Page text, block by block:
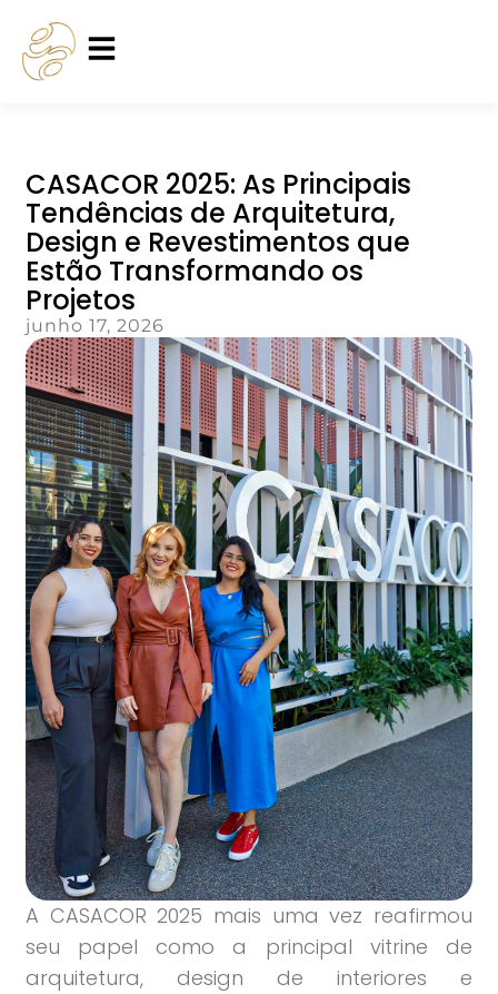
CASACOR 2025: As Principais
Tendências de Arquitetura,
Design e Revestimentos que
Estão Transformando os
Projetos
junho 17, 2026
A CASACOR 2025 mais uma vez reafirmou
seu papel como a principal vitrine de
arquitetura, design de interiores e